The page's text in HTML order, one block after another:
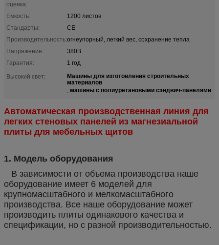
оценка:
Емкость:
1200 листов
Стандарты:
CE
Производительность:огнеупорный, легкий вес, сохранение тепла
Напряжение:
380В
Гарантия:
1 год
Высокий свет:
Машины для изготовления строительных
материалов
, машины с полиуретановыми сэндвич-панелями
Автоматическая производственная линия для
легких стеновых панелей из магнезиальной
плиты для мебельных щитов
1. Модель оборудования
В зависимости от объема производства наше
оборудование имеет 6 моделей для
крупномасштабного и мелкомасштабного
производства. Все наше оборудование может
производить плиты одинакового качества и
спецификации, но с разной производительностью.